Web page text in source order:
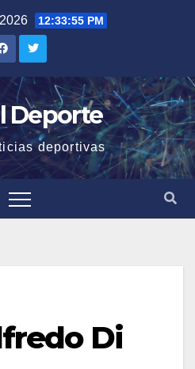
12:33:55 PM
Deporte
deportivas
Di